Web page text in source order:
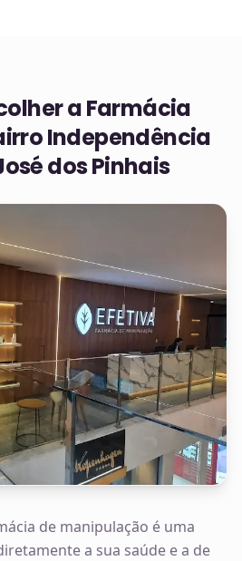
a Farmácia
Independência
dos Pinhais
de manipulação é uma
a sua saúde e a de